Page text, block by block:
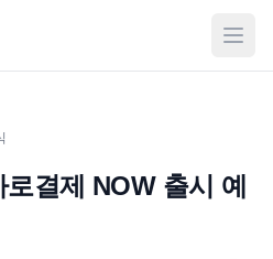
메뉴
결제 NOW 출시 예